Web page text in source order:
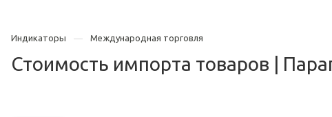
Индикаторы Международная торговля
Стоимость импорта товаров |